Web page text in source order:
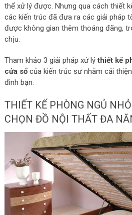
thể xử lý được. Nhưng qua cách thiết
các kiến trúc đã đưa ra các giải pháp
được không gian thêm thoáng đãng,
chịu.
Tham khảo 3 giải pháp xử lýthiết kế
cửa sổcủa kiến trúc sư nhằm cải
đình bạn.
THIẾT KẾ PHÒNG NGỦ
CHỌN ĐỒ NỘI THẤT ĐA